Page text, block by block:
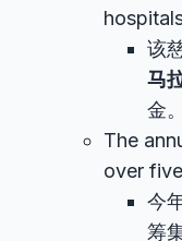
该
马
金。
The
over
今
筹